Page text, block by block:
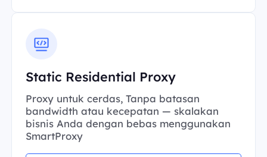
Static Residential Proxy
Proxy untuk cerdas, Tanpa batasan
bandwidth atau kecepatan — skalakan
bisnis Anda dengan bebas menggunakan
SmartProxy